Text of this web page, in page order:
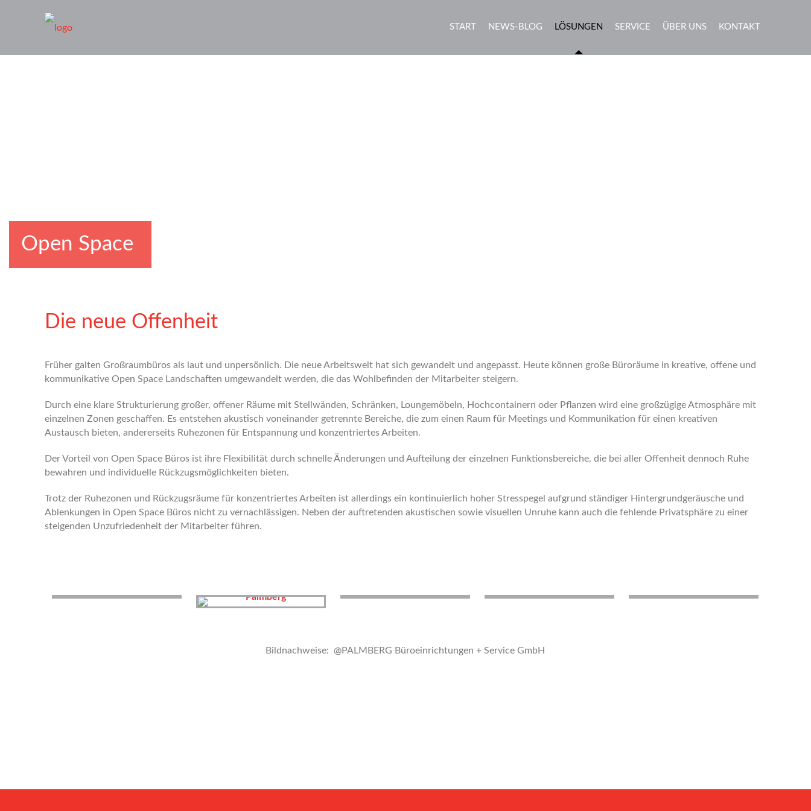
START NEWS-BLOG LÖSUNGEN SERVICE ÜBER UNS KONTAKT
Open Space
Die neue Offenheit
Früher galten Großraumbüros als laut und unpersönlich. Die neue Arbeitswelt hat sich gewandelt und angepasst. Heute können große Büroräume in kreative, offene und
kommunikative Open Space Landschaften umgewandelt werden, die das Wohlbefinden der Mitarbeiter steigern.
Durch eine klare Strukturierung großer, offener Räume mit Stellwänden, Schränken, Loungemöbeln, Hochcontainern oder Pflanzen wird eine großzügige Atmosphäre mit
einzelnen Zonen geschaffen. Es entstehen akustisch voneinander getrennte Bereiche, die zum einen Raum für Meetings und Kommunikation für einen kreativen
Austausch bieten, andererseits Ruhezonen für Entspannung und konzentriertes Arbeiten.
Der Vorteil von Open Space Büros ist ihre Flexibilität durch schnelle Änderungen und Aufteilung der einzelnen Funktionsbereiche, die bei aller Offenheit dennoch Ruhe
bewahren und individuelle Rückzugsmöglichkeiten bieten.
Trotz der Ruhezonen und Rückzugsräume für konzentriertes Arbeiten ist allerdings ein kontinuierlich hoher Stresspegel aufgrund ständiger Hintergrundgeräusche und
Ablenkungen in Open Space Büros nicht zu vernachlässigen. Neben der auftretenden akustischen sowie visuellen Unruhe kann auch die fehlende Privatsphäre zu einer
steigenden Unzufriedenheit der Mitarbeiter führen.
Bildnachweise: @PALMBERG Büroeinrichtungen + Service GmbH